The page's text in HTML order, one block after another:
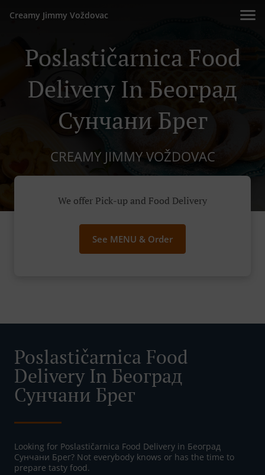
Creamy Jimmy Voždovac
Poslastičarnica Food
Delivery In Београд
Сунчани Брег
CREAMY JIMMY VOŽDOVAC
We offer Pick-up and Food Delivery
See MENU & Order
Poslastičarnica Food
Delivery In Београд
Сунчани Брег
Looking for Poslastičarnica Food Delivery in Београд
Сунчани Брег? Not everybody knows or has the time to
prepare tasty food.